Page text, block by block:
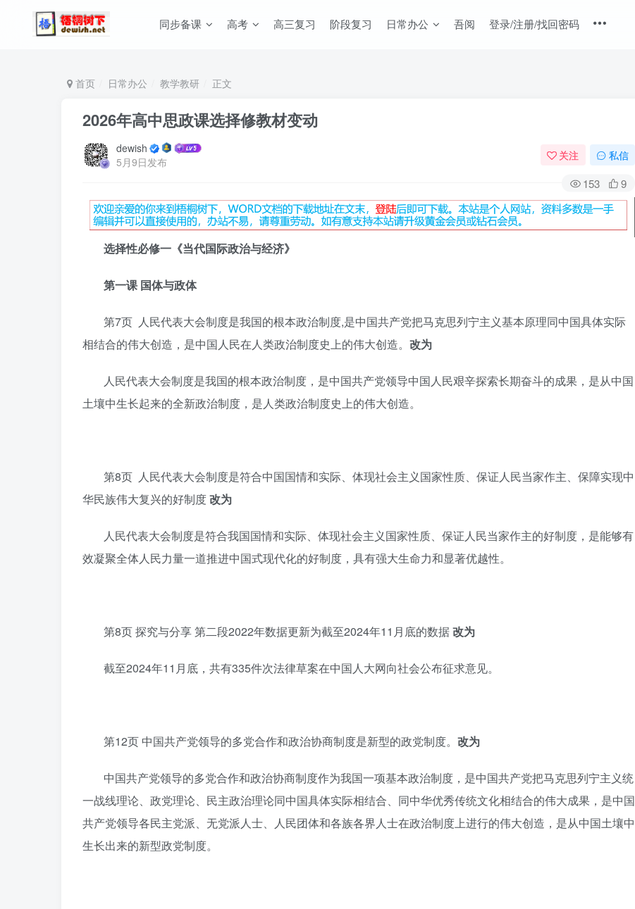
同步备课 高考 高三复习 阶段复习 日常办公 吾阅 登录/注册/找回密码
首页 日常办公 教学教研 正文
2026年高中思政课选择修教材变动
dewish
5月9日发布
关注 私信
153 9
选择性必修一《当代国际政治与经济》
第一课 国体与政体
第7页 人民代表大会制度是我国的根本政治制度,是中国共产党把马克思列宁主义基本原理同中国具体实际
相结合的伟大创造，是中国人民在人类政治制度史上的伟大创造。 改为
人民代表大会制度是我国的根本政治制度，是中国共产党领导中国人民艰辛探索长期奋斗的成果，是从中国
土壤中生长起来的全新政治制度，是人类政治制度史上的伟大创造。
第8页 人民代表大会制度是符合中国国情和实际、体现社会主义国家性质、保证人民当家作主、保障实现中
华民族伟大复兴的好制度改为
人民代表大会制度是符合我国国情和实际、体现社会主义国家性质、保证人民当家作主的好制度，是能够有
效凝聚全体人民力量一道推进中国式现代化的好制度，具有强大生命力和显著优越性。
第8页 探究与分享 第二段2022年数据更新为截至2024年11月底的数据改为
截至2024年11月底，共有335件次法律草案在中国人大网向社会公布征求意见。
第12页 中国共产党领导的多党合作和政治协商制度是新型的政党制度。 改为
中国共产党领导的多党合作和政治协商制度作为我国一项基本政治制度，是中国共产党把马克思列宁主义统
一战线理论、政党理论、民主政治理论同中国具体实际相结合、同中华优秀传统文化相结合的伟大成果，是中国
共产党领导各民主党派、无党派人士、人民团体和各族各界人士在政治制度上进行的伟大创造，是从中国土壤中
生长出来的新型政党制度。